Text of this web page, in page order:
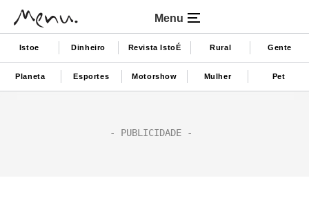
Menu
Istoe Dinheiro Revista IstoÉ Rural Gente
Planeta Esportes Motorshow Mulher Pet